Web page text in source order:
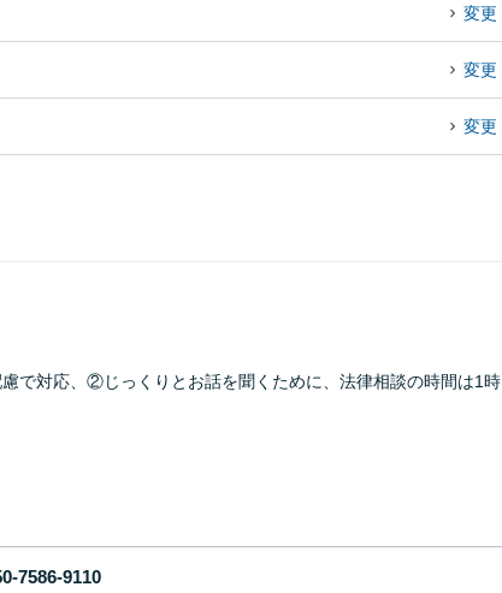
変更
変更
変更
で対応、②じっくりとお話を聞くために、法律相談の時間は1時